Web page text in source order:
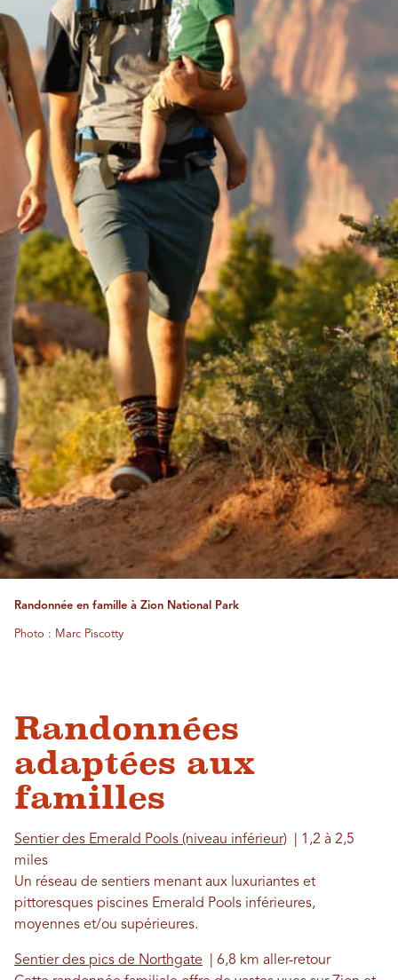
Randonnée en famille à Zion National Park
Photo : Marc Piscotty
Randonnées
adaptées aux
familles
Sentier des Emerald Pools (niveau inférieur) | 1,2 à 2,5
miles
Un réseau de sentiers menant aux luxuriantes et
pittoresques piscines Emerald Pools inférieures,
moyennes et/ou supérieures.
Sentier des pics de Northgate | 6,8 km aller-retour